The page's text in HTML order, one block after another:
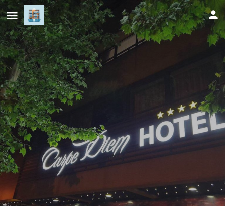
Carpe Diem Boutique Hotel
Cijena (po danu)
158 KM